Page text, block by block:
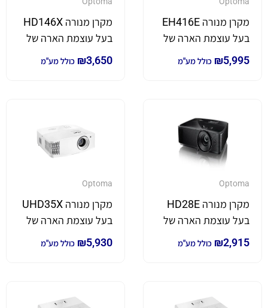
מקרן מנורה EH416E
בעל עוצמת הארה של
4,200 לומן₪5,995 כולל מע"מ
מקרן מנורה HD146X
בעל עוצמת הארה של
3,600 לומן HD146X₪3,650 כולל מע"מ
Optoma
מקרן מנורה HD28E
בעל עוצמת הארה של
3,800 לומן₪2,915 כולל מע"מ
Optoma
מקרן מנורה UHD35X
בעל עוצמת הארה של
3,600 לומן *4K*₪5,930 כולל מע"מ